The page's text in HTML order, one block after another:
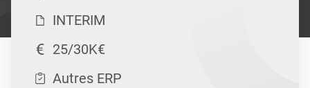
INTERIM
25/30K€
Autres ERP